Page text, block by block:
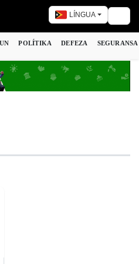
LÍNGUA
POLÍTIKA DEFEZA SEGURANSA